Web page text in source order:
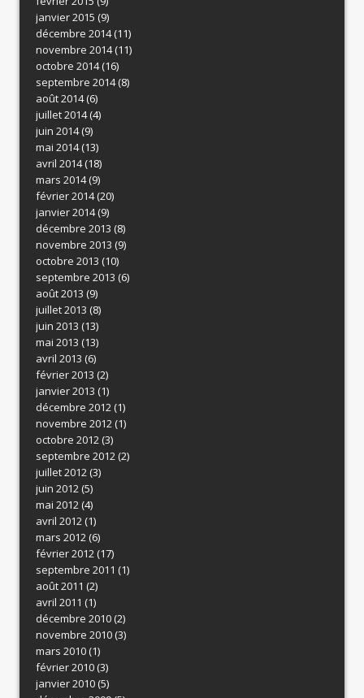
janvier 2015 (9)
décembre 2014(11)
novembre 2014(11)
octobre 2014(16)
septembre 2014(8)
août 2014(6)
juillet 2014(4)
juin 2014(9)
mai 2014(13)
avril 2014(18)
mars 2014(9)
février 2014(20)
janvier 2014(9)
décembre 2013 (8)
novembre 2013 (9)
octobre 2013 (10)
septembre 2013 (6)
août 2013 (9)
juillet 2013 (8)
juin 2013 (13)
mai 2013 (13)
avril 2013 (6)
février 2013 (2)
janvier 2013 (1)
décembre 2012(1)
novembre 2012(1)
octobre 2012(3)
septembre 2012(2)
juillet 2012(3)
juin 2012(5)
mai 2012(4)
avril 2012(1)
mars 2012(6)
février 2012(17)
septembre 2011 (1)
août 2011 (2)
avril 2011 (1)
décembre 2010(2)
novembre 2010(3)
mars 2010(1)
février 2010(3)
janvier 2010(5)